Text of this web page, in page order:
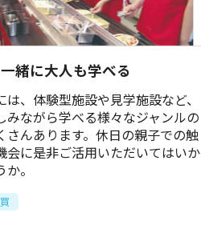
緒に大人も学べる
は、体験型施設や見学施設など、
みながら学べる様々なジャンルの
さんあります。休日の親子での触
会に是非ご活用いただいてはいか
。